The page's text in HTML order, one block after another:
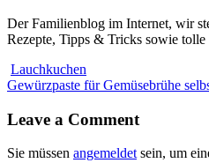
Der Familienblog im Internet, wir
Rezepte, Tipps & Tricks sowie
Lauchkuchen
Gewürzpaste für Gemüsebrühe
Leave a Comment
Sie müssen angemeldet sein, um